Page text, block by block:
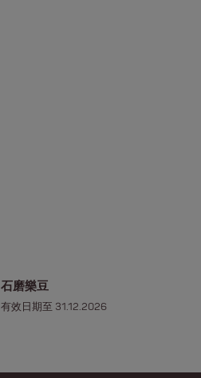
石磨樂豆
有效日期至 31.12.2026